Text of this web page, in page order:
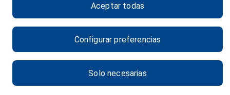
POLITICA DE COOKIES
CANAL DE ÉTICA
Configurar preferencias
Solo necesarias
Aceptar todas